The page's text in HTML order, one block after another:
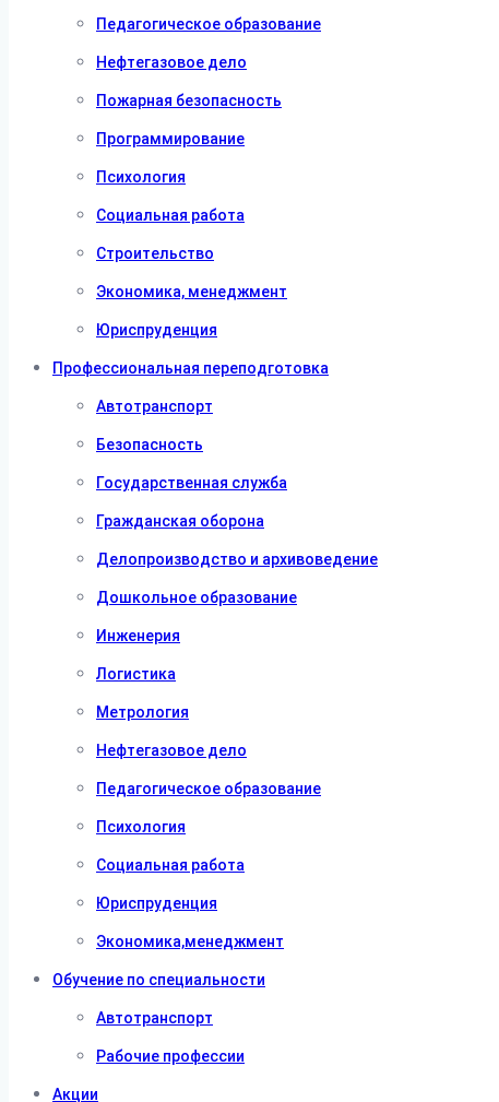
Педагогическое образование
Нефтегазовое дело
Пожарная безопасность
Программирование
Психология
Социальная работа
Строительство
Экономика, менеджмент
Юриспруденция
Профессиональная переподготовка
Автотранспорт
Безопасность
Государственная служба
Гражданская оборона
Делопроизводство и архивоведение
Дошкольное образование
Инженерия
Логистика
Метрология
Нефтегазовое дело
Педагогическое образование
Психология
Социальная работа
Юриспруденция
Экономика,менеджмент
Обучение по специальности
Автотранспорт
Рабочие профессии
Акции